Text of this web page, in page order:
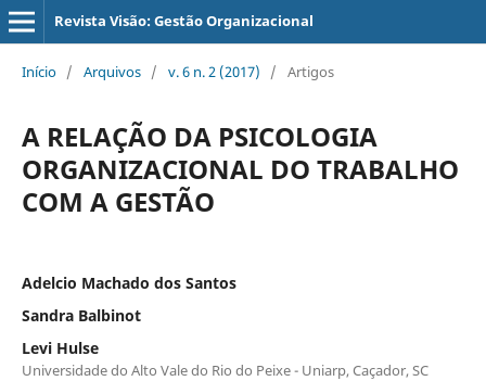
Revista Visão: Gestão Organizacional
Início / Arquivos / v. 6 n. 2 (2017) / Artigos
A RELAÇÃO DA PSICOLOGIA
ORGANIZACIONAL DO TRABALHO
COM A GESTÃO
Adelcio Machado dos Santos
Sandra Balbinot
Levi Hulse
Universidade do Alto Vale do Rio do Peixe - Uniarp, Caçador, SC